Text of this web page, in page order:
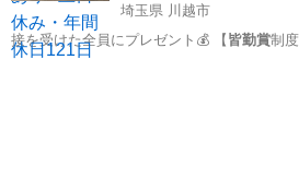
埼玉県 川越市
接を受けた全員にプレゼント💰 【 皆勤賞制
2,0…